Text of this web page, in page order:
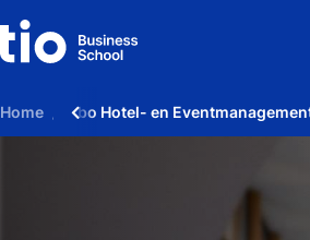
Home Hbo Hotel- en